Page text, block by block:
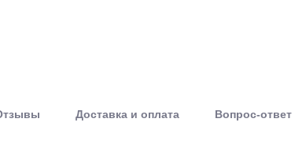
Доставка и оплата Вопрос-ответ